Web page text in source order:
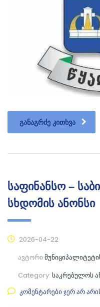
ᲒᲐᲜᲐᲒᲠᲫᲔ ᲙᲘᲗᲮᲕᲐ
საფინანსო –
სხდომის ანონსი
2026-04-22
ავტორი
Category: საკრებულოს
კომენტარები ჯერ არ